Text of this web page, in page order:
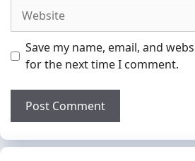
Save my name, email, and
for the next time I comment.